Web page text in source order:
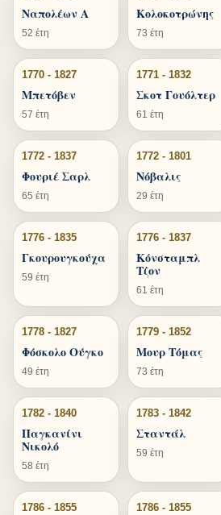
Ναπολέων Α
52 έτη
Κολοκοτρώνης
73 έτη
1770 - 1827
Μπετόβεν
57 έτη
1771 - 1832
Σκοτ Γουόλτερ
61 έτη
1772 - 1837
Φουριέ Σαρλ
65 έτη
1772 - 1801
Νόβαλις
29 έτη
1776 - 1835
Γκουρουγκούχα
59 έτη
1776 - 1837
Κόνσταμπλ
Τζον
61 έτη
1778 - 1827
Φόσκολο Ούγκο
49 έτη
1779 - 1852
Μουρ Τόμας
73 έτη
1782 - 1840
Παγκανίνι
Νικολό
58 έτη
1783 - 1842
Σταντάλ
59 έτη
1786 - 1855 1786 - 1855